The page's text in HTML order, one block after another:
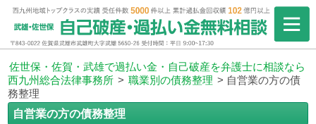
佐世保・佐賀・武雄で過払い金・自己破産を弁護士に相談なら
西九州総合法律事務所 > 職業別の債務整理 > 自営業の方の債
務整理
自営業の方の債務整理